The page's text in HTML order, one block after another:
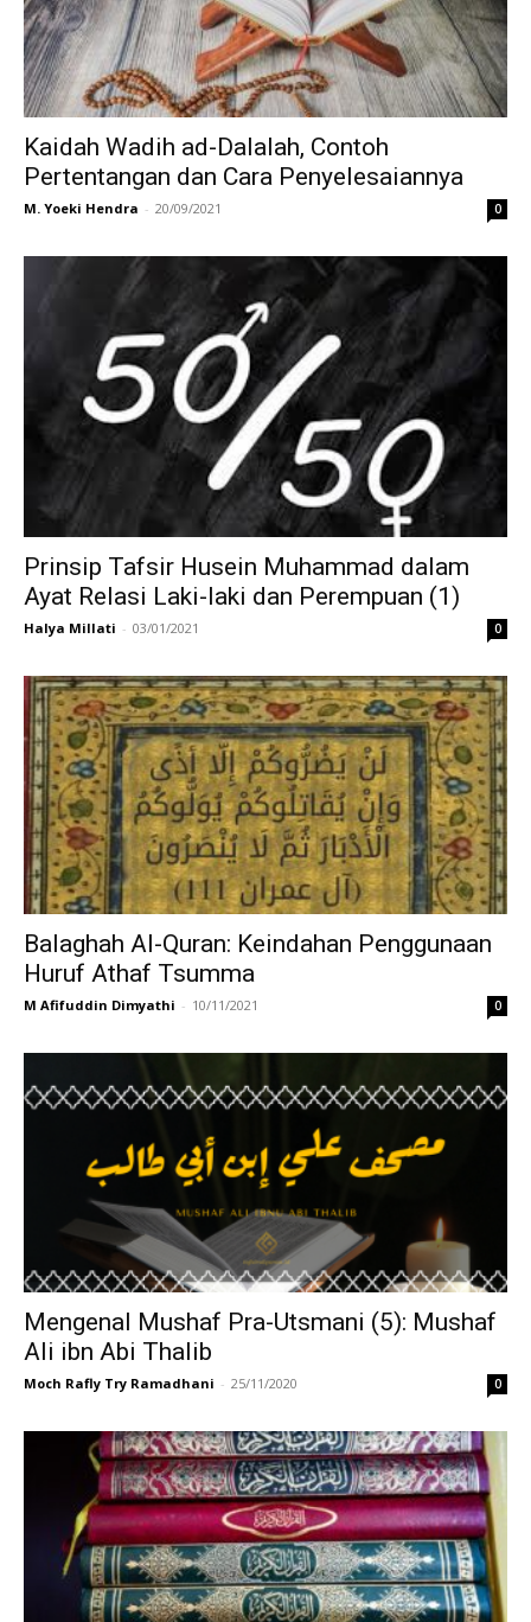
Kaidah Wadih ad-Dalalah, Contoh
Pertentangan dan Cara Penyelesaiannya
M. Yoeki Hendra - 20/09/2021 0
Prinsip Tafsir Husein Muhammad dalam
Ayat Relasi Laki-laki dan Perempuan (1)
Halya Millati - 03/01/2021 0
Balaghah Al-Quran: Keindahan Penggunaan
Huruf Athaf Tsumma
M Afifuddin Dimyathi - 10/11/2021 0
Mengenal Mushaf Pra-Utsmani (5): Mushaf
Ali ibn Abi Thalib
Moch Rafly Try Ramadhani - 25/11/2020 0